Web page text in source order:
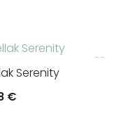
Serenity
€